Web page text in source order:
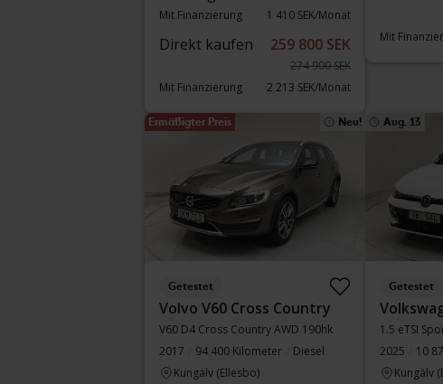
Mit Finanzierung 1 410 SEK/Monat
Direkt kaufen 259 800 SEK
274 900 SEK
Mit Finanzierung
2 213 SEK/Monat
Mit
Ermäßigter Preis Neu!
Getestet
Volvo V60 Cross Country
V60 D4 Cross Country AWD 190hk
2017
94 400 Kilometer
Diesel
Kungälv (Ellesbo)
Aug. 13
Getestet
1.5 eTSI
2025
10
Kungälv